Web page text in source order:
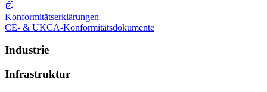
Konformitätserklärungen
CE- & UKCA-Konformitätsdokumente
Industrie
Infrastruktur